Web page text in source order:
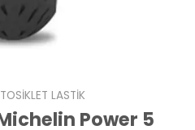
LASTIK
Power 5